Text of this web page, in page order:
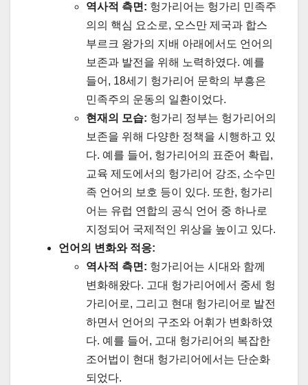
역사적 측면: 헝가리어는 헝가리 민족주
의의 핵심 요소로, 오스만 제국과 합스
부르크 왕가의 지배 아래에서도 언어의
보존과 발전을 위해 노력하였다. 예를
들어, 18세기 헝가리어 문학의 부흥은
민족주의 운동의 일환이었다.
현재의 모습: 헝가리 정부는 헝가리어의
보존을 위해 다양한 정책을 시행하고 있
다. 예를 들어, 헝가리어의 표준어 확립,
교육 제도에서의 헝가리어 강조, 소수민
족 언어의 보호 등이 있다. 또한, 헝가리
어는 유럽 연합의 공식 언어 중 하나로
지정되어 국제적인 위상을 높이고 있다.
언어의 변화와 적응:
역사적 측면: 헝가리어는 시대와 함께
변화해왔다. 고대 헝가리어에서 중세 헝
가리어로, 그리고 현대 헝가리어로 발전
하면서 언어의 구조와 어휘가 변화하였
다. 예를 들어, 고대 헝가리어의 복잡한
조어법이 현대 헝가리어에서는 단순화
되었다.